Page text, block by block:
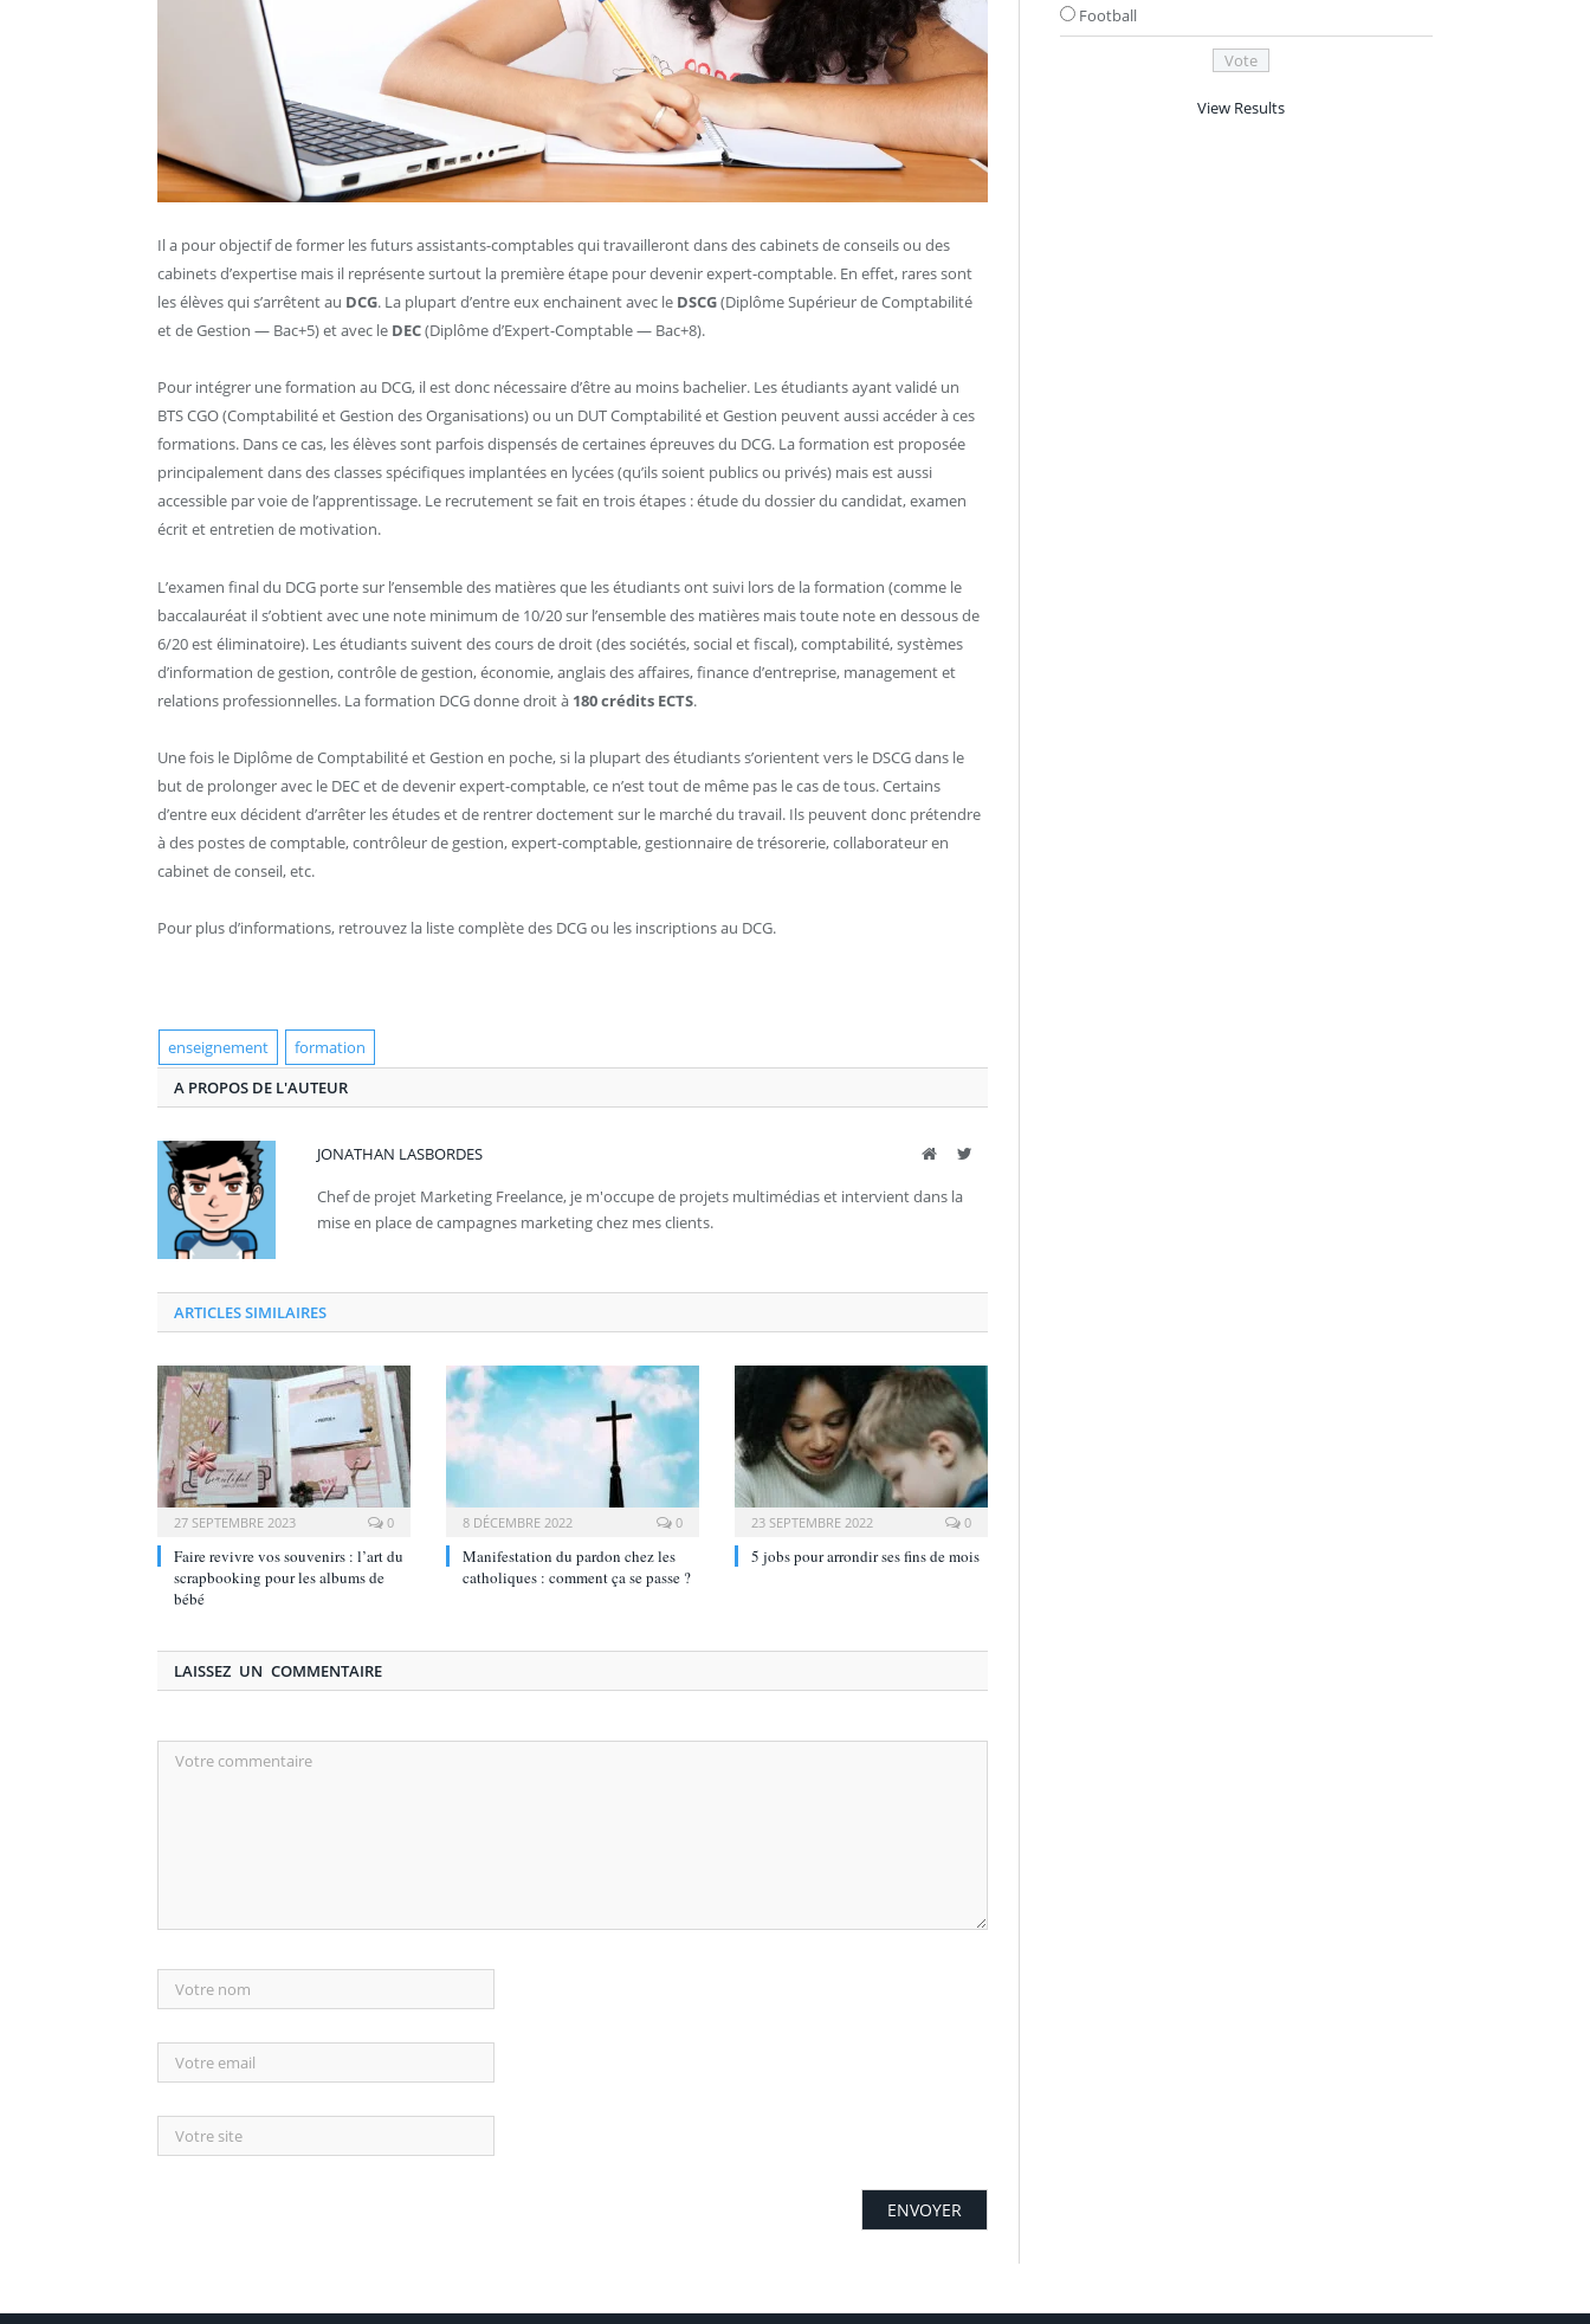
Il a pour objectif de former les futurs assistants-comptables qui travailleront dans des cabinets de conseils ou des
cabinets d’expertise mais il représente surtout la première étape pour devenir expert-comptable. En effet, rares sont
les élèves qui s’arrêtent au DCG. La plupart d’entre eux enchainent avec le DSCG(Diplôme Supérieur de Comptabilité
et de Gestion — Bac+5) et avec le DEC(Diplôme d’Expert-Comptable — Bac+8).
Pour intégrer une formation au DCG, il est donc nécessaire d’être au moins bachelier. Les étudiants ayant validé un
BTS CGO (Comptabilité et Gestion des Organisations) ou un DUT Comptabilité et Gestion peuvent aussi accéder à ces
formations. Dans ce cas, les élèves sont parfois dispensés de certaines épreuves du DCG. La formation est proposée
principalement dans des classes spécifiques implantées en lycées (qu’ils soient publics ou privés) mais est aussi
accessible par voie de l’apprentissage. Le recrutement se fait en trois étapes : étude du dossier du candidat, examen
écrit et entretien de motivation.
L’examen final du DCG porte sur l’ensemble des matières que les étudiants ont suivi lors de la formation (comme le
baccalauréat il s’obtient avec une note minimum de 10/20 sur l’ensemble des matières mais toute note en dessous de
6/20 est éliminatoire). Les étudiants suivent des cours de droit (des sociétés, social et fiscal), comptabilité, systèmes
d’information de gestion, contrôle de gestion, économie, anglais des affaires, finance d’entreprise, management et
relations professionnelles. La formation DCG donne droit à 180 crédits ECTS.
Une fois le Diplôme de Comptabilité et Gestion en poche, si la plupart des étudiants s’orientent vers le DSCG dans le
but de prolonger avec le DEC et de devenir expert-comptable, ce n’est tout de même pas le cas de tous. Certains
d’entre eux décident d’arrêter les études et de rentrer doctement sur le marché du travail. Ils peuvent donc prétendre
à des postes de comptable, contrôleur de gestion, expert-comptable, gestionnaire de trésorerie, collaborateur en
cabinet de conseil, etc.
Pour plus d’informations, retrouvez la liste complète des DCG ou les inscriptions au DCG.
enseignement
formation
A PROPOS DE L'AUTEUR
JONATHAN LASBORDES Site Twitter
Chef de projet Marketing Freelance, je m'occupe de projets multimédias et intervient dans la
mise en place de campagnes marketing chez mes clients.
ARTICLES SIMILAIRES
27 SEPTEMBRE 2023 0
Faire revivre vos souvenirs : l’art du
scrapbooking pour les albums de
bébé
8 DÉCEMBRE 2022 0
Manifestation du pardon chez les
catholiques : comment ça se passe ?
23 SEPTEMBRE 2022 0
5 jobs pour arrondir ses fins de mois
LAISSEZ UN COMMENTAIRE
Football
View Results